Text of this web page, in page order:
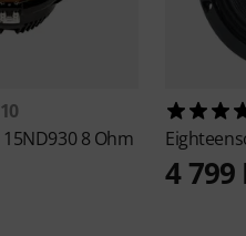
10
15ND930 8 Ohm
4 799